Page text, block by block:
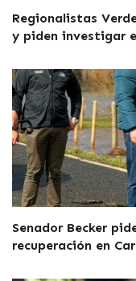
Regionalistas
y piden investigar
Senador Becker
recuperación en